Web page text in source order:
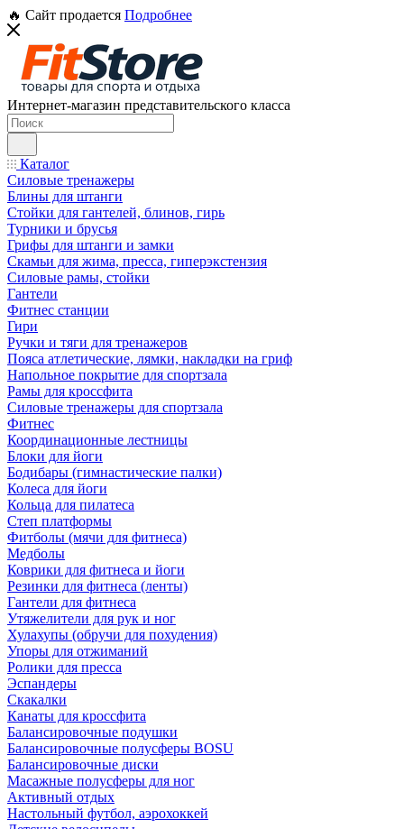
🔥 Сайт продается Подробнее
Интернет-магазин представительского класса
Каталог
Силовые тренажеры
Блины для штанги
Стойки для гантелей, блинов, гирь
Турники и брусья
Грифы для штанги и замки
Скамьи для жима, пресса, гиперэкстензия
Силовые рамы, стойки
Гантели
Фитнес станции
Гири
Ручки и тяги для тренажеров
Пояса атлетические, лямки, накладки на гриф
Напольное покрытие для спортзала
Рамы для кроссфита
Силовые тренажеры для спортзала
Фитнес
Координационные лестницы
Блоки для йоги
Бодибары (гимнастические палки)
Колеса для йоги
Кольца для пилатеса
Степ платформы
Фитболы (мячи для фитнеса)
Медболы
Коврики для фитнеса и йоги
Резинки для фитнеса (ленты)
Гантели для фитнеса
Утяжелители для рук и ног
Хулахупы (обручи для похудения)
Упоры для отжиманий
Ролики для пресса
Эспандеры
Скакалки
Канаты для кроссфита
Балансировочные подушки
Балансировочные полусферы BOSU
Балансировочные диски
Масажные полусферы для ног
Активный отдых
Настольный футбол, аэрохоккей